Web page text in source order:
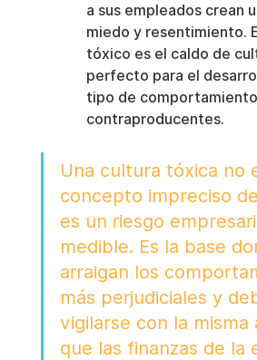
a sus empleados crean
miedo y resentimiento.
tóxico es el caldo de
perfecto para el
tipo de
contraproducentes.
Una cultura tóxica no
concepto impreciso
es un riesgo
medible. Es la base
arraigan los
más perjudiciales y
vigilarse con la misma
que las finanzas de la